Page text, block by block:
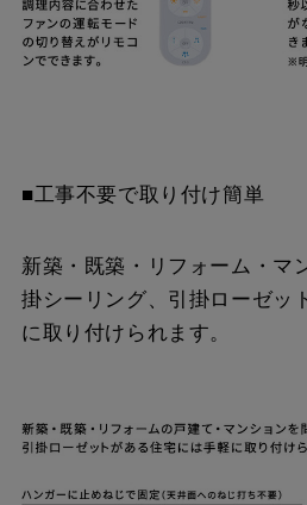
■工事不要で取り付け簡単
新築・既築・リフォーム・マ
掛シーリング、引掛ローゼッ
に取り付けられます。